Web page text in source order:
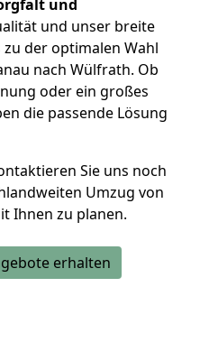
und
und unser breite
der optimalen Wahl
nach Wülfrath. Ob
oder ein großes
die passende Lösung
Sie uns noch
Umzug von
Ihnen zu planen.
erhalten